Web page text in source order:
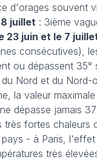
d'orages souvent
juillet : 3ième
23 juin et le 7
consécutives),
ou dépassent 35°
du Nord et du Nord-
la valeur
dépasse jamais
très fortes chaleurs
- à Paris,
très